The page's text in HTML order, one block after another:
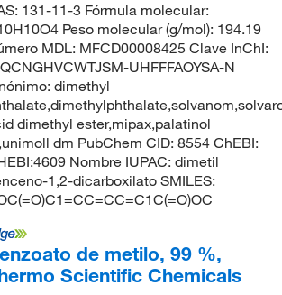
131-11-3 Fórmula molecular:
Peso molecular (g/mol): 194.19
MDL: MFCD00008425 Clave InChI:
UHFFFAOYSA-N
dimethyl
dimethyl ester,mipax,palatinol
dm PubChem CID: 8554 ChEBI:
Nombre IUPAC: dimetil
1,2-dicarboxilato SMILES:
de metilo, 99 %,
Scientific Chemicals